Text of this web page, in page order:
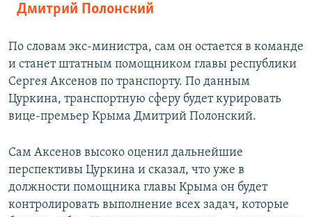
Дмитрий Полонский
По словам экс-министра, сам он остается в команде
и станет штатным помощником главы республики
Сергея Аксенов по транспорту. По данным
Цуркина, транспортную сферу будет курировать
вице-премьер Крыма Дмитрий Полонский.
Сам Аксенов высоко оценил дальнейшие
перспективы Цуркина и сказал, что уже в
должности помощника главы Крыма он будет
контролировать выполнение всех задач, которые